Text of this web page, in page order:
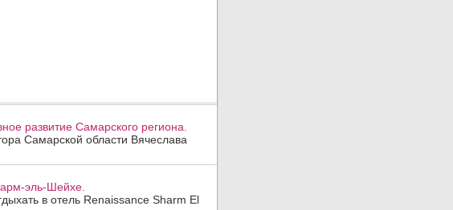
развитие Самарского региона.
Самарской области Вячеслава
эль-Шейхе.
в отель Renaissance Sharm El